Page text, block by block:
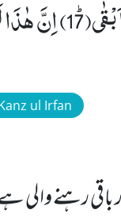
بَلْ تُؤْثِرُوْنَ الْحَیٰوةَ الدُّنْیَا٘
ul Irfan
باقی رہنے